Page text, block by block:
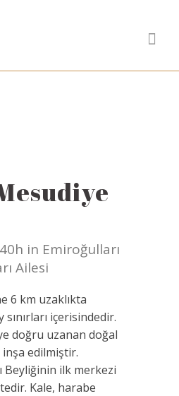
in Emiroğulları
Ailesi
6 km uzaklıkta
içerisindedir.
doğru uzanan doğal
edilmiştir.
Beyliğinin ilk merkezi
Kale, harabe